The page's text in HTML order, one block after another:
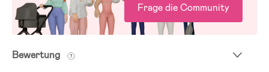
Frage die Community
Bewertung